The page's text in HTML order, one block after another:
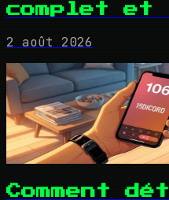
complet
2 août 2026
Comment